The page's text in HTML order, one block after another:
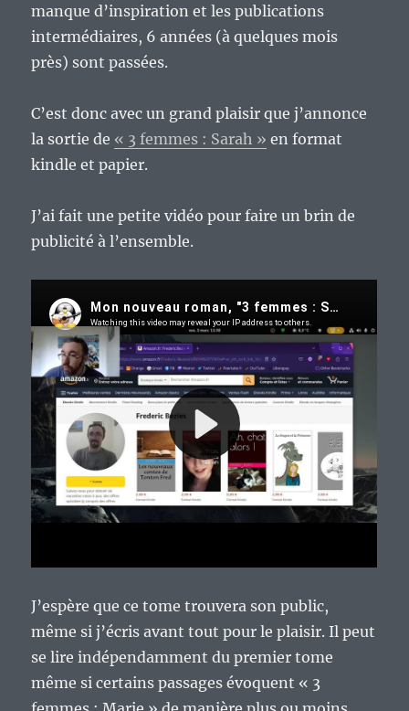
manque d’inspiration et les publications
intermédiaires, 6 années (à quelques mois
près) sont passées.
C’est donc avec un grand plaisir que j’annonce
la sortie de « 3 femmes : Sarah » en format
kindle et papier.
J’ai fait une petite vidéo pour faire un brin de
publicité à l’ensemble.
J’espère que ce tome trouvera son public,
même si j’écris avant tout pour le plaisir. Il peut
se lire indépendamment du premier tome
même si certains passages évoquent « 3